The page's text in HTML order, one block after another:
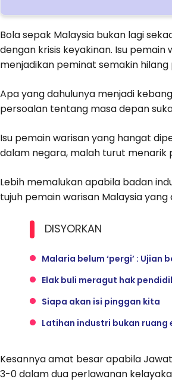
Bola sepak Malaysia bukan lagi
dengan krisis keyakinan. Isu
menjadikan peminat semakin
Apa yang dahulunya menjadi
persoalan tentang masa depan
Isu pemain warisan yang hangat
dalam negara, malah turut menarik
Lebih memalukan apabila badan
tujuh pemain warisan Malaysia
DISYORKAN
Malaria belum ‘pergi’ :
Elak buli meragut hak
Siapa akan isi pinggan kita
Latihan industri bukan
Kesannya amat besar apabila
3-0 dalam dua perlawanan